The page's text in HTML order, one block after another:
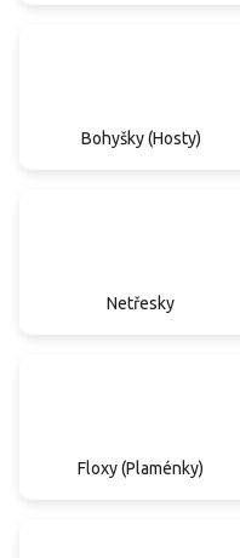
Bohyšky (Hosty)
Netřesky
Floxy (Plaménky)